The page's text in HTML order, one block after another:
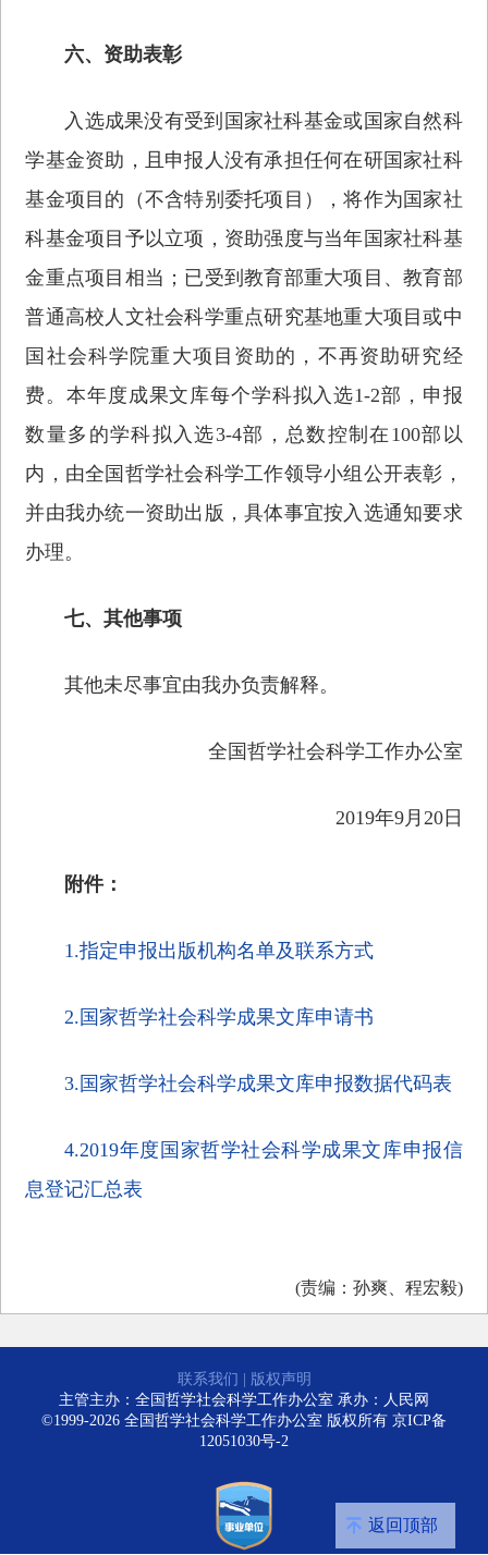
六、资助表彰
入选成果没有受到国家社科基金或国家自然科
学基金资助，且申报人没有承担任何在研国家社科
基金项目的（不含特别委托项目），将作为国家社
科基金项目予以立项，资助强度与当年国家社科基
金重点项目相当；已受到教育部重大项目、教育部
普通高校人文社会科学重点研究基地重大项目或中
国社会科学院重大项目资助的，不再资助研究经
费。本年度成果文库每个学科拟入选1-2部，申报
数量多的学科拟入选3-4部，总数控制在100部以
内，由全国哲学社会科学工作领导小组公开表彰，
并由我办统一资助出版，具体事宜按入选通知要求
办理。
七、其他事项
其他未尽事宜由我办负责解释。
全国哲学社会科学工作办公室
2019年9月20日
附件：
1.指定申报出版机构名单及联系方式
2.国家哲学社会科学成果文库申请书
3.国家哲学社会科学成果文库申报数据代码表
4.2019年度国家哲学社会科学成果文库申报信
息登记汇总表
(责编：孙爽、程宏毅)
联系我们
版权声明
主管主办：全国哲学社会科学工作办公室 承办：人民网
©1999-2026 全国哲学社会科学工作办公室 版权所有 京ICP备
12051030号-2
返回顶部